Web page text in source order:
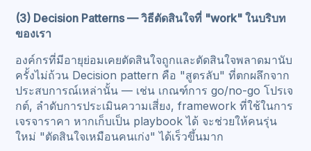
(3) Decision Patterns — วิธีตัดสินใจที่ "work" ในบริบท
ของเรา
องค์กรที่มีอายุย่อมเคยตัดสินใจถูกและตัดสินใจพลาดมานับ
ครั้งไม่ถ้วน Decision pattern คือ "สูตรลับ" ที่ตกผลึกจาก
ประสบการณ์เหล่านั้น — เช่น เกณฑ์การ go/no-go โปรเจ
กต์, ลำดับการประเมินความเสี่ยง, framework ที่ใช้ในการ
เจรจาราคา หากเก็บเป็น playbook ได้ จะช่วยให้คนรุ่น
ใหม่ "ตัดสินใจเหมือนคนเก่ง" ได้เร็วขึ้นมาก